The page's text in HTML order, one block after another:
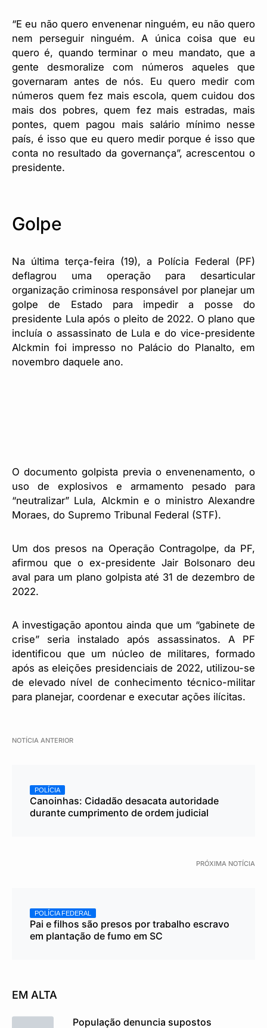
“E eu não quero envenenar ninguém, eu não quero
nem perseguir ninguém. A única coisa que eu
quero é, quando terminar o meu mandato, que a
gente desmoralize com números aqueles que
governaram antes de nós. Eu quero medir com
números quem fez mais escola, quem cuidou dos
mais dos pobres, quem fez mais estradas, mais
pontes, quem pagou mais salário mínimo nesse
país, é isso que eu quero medir porque é isso que
conta no resultado da governança”, acrescentou o
presidente.
Golpe
Na última terça-feira (19), a Polícia Federal (PF)
deflagrou uma operação para desarticular
organização criminosa responsável por planejar um
golpe de Estado para impedir a posse do
presidente Lula após o pleito de 2022. O plano que
incluía o assassinato de Lula e do vice-presidente
Alckmin foi impresso no Palácio do Planalto, em
novembro daquele ano.
O documento golpista previa o envenenamento, o
uso de explosivos e armamento pesado para
“neutralizar” Lula, Alckmin e o ministro Alexandre
Moraes, do Supremo Tribunal Federal (STF).
Um dos presos na Operação Contragolpe, da PF,
afirmou que o ex-presidente Jair Bolsonaro deu
aval para um plano golpista até 31 de dezembro de
2022.
A investigação apontou ainda que um “gabinete de
crise” seria instalado após assassinatos. A PF
identificou que um núcleo de militares, formado
após as eleições presidenciais de 2022, utilizou-se
de elevado nível de conhecimento técnico-militar
para planejar, coordenar e executar ações ilícitas.
NOTÍCIA ANTERIOR
POLÍCIA
Canoinhas: Cidadão desacata autoridade
durante cumprimento de ordem judicial
PRÓXIMA NOTÍCIA
POLÍCIA FEDERAL
Pai e filhos são presos por trabalho escravo
em plantação de fumo em SC
EM ALTA
População denuncia supostos